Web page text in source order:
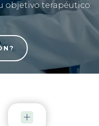
objetivo terapéutico: